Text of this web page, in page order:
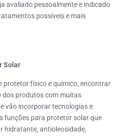
avaliado pessoalmente e indicado
possíveis e mais
Solar
protetor físico e químico, encontrar
dos produtos com muitas
vão incorporar tecnologias e
funções para protetor solar que
hidratante, antioleosidade,